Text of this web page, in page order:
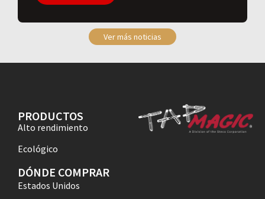
Ver más noticias
PRODUCTOS
Alto rendimiento
Ecológico
DÓNDE COMPRAR
Estados Unidos